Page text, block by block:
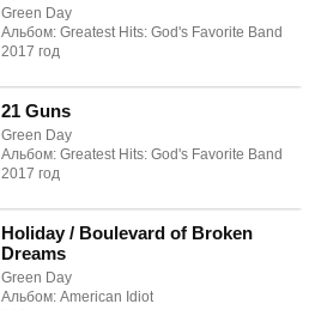
Green Day
Альбом: Greatest Hits: God's Favorite Band
2017 год
21 Guns
Green Day
Альбом: Greatest Hits: God's Favorite Band
2017 год
Holiday / Boulevard of Broken
Dreams
Green Day
Альбом: American Idiot